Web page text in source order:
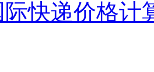
际快递价格计